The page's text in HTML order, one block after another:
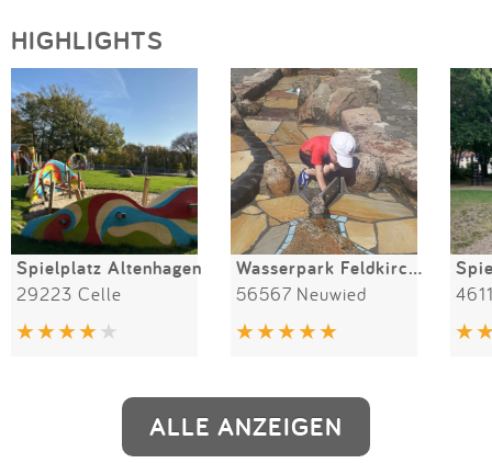
HIGHLIGHTS
Spielplatz Altenhagen
29223 Celle
Wasserpark Feldkirchen
56567 Neuwied
ALLE ANZEIGEN